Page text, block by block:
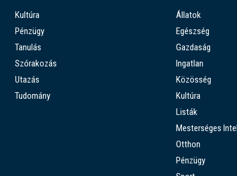
Kultúra
Pénzügy
Tanulás
Szórakozás
Utazás
Tudomány
Állatok
Egészség
Gazdaság
Ingatlan
Közösség
Kultúra
Listák
Mesterséges
Otthon
Pénzügy